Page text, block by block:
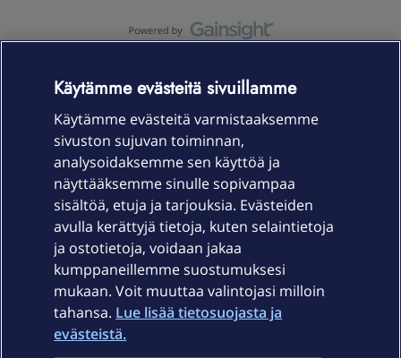
Laitteet & liittymät
Palvelut
Ajankohtaista
Käytämme evästeitä sivuillamme
Käytämme evästeitä varmistaaksemme
sivuston sujuvan toiminnan,
analysoidaksemme sen käyttöä ja
näyttääksemme sinulle sopivampaa
sisältöä, etuja ja tarjouksia. Evästeiden
avulla kerättyjä tietoja, kuten selaintietoja
ja ostotietoja, voidaan jakaa
kumppaneillemme suostumuksesi
mukaan. Voit muuttaa valintojasi milloin
tahansa. Lue lisää tietosuojasta ja
evästeistä.